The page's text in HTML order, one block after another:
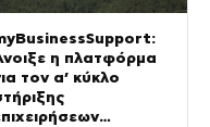
η πλατφόρμα
τον α’ κύκλο